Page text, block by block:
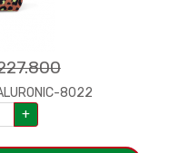
8022
+